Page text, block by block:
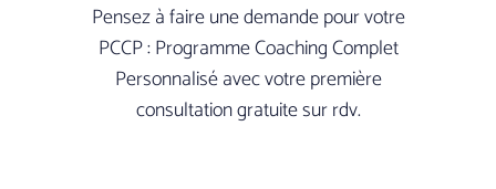
Pensez à faire une demande pour votre
PCCP : Programme Coaching Complet
Personnalisé avec votre première
consultation gratuite sur rdv.